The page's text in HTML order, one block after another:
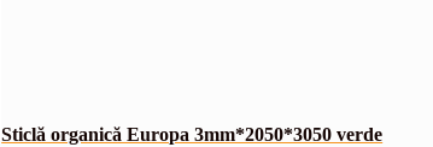
Sticlă organică Europa 3mm*2050*3050 verde